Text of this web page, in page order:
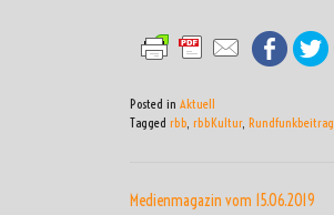
Posted in Aktuell
Tagged rbb rbbKultur, Rundfunkbeitrag
Medienmagazin vom 15.06.2019